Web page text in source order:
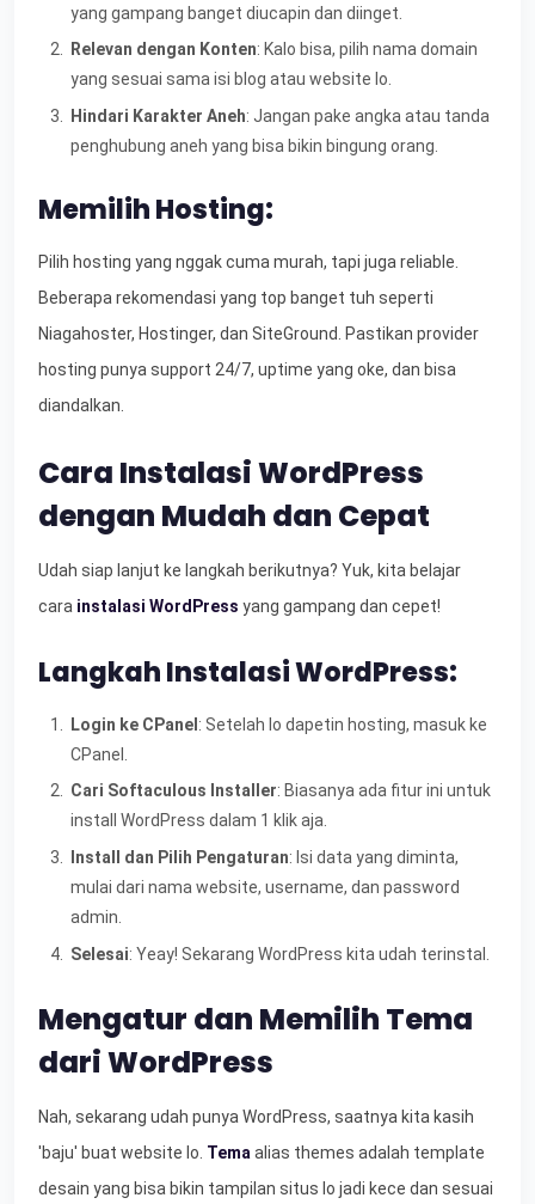
yang gampang banget diucapin dan diinget.
Relevan dengan Konten: Kalo bisa, pilih nama domain
yang sesuai sama isi blog atau website lo.
Hindari Karakter Aneh: Jangan pake angka atau tanda
penghubung aneh yang bisa bikin bingung orang.
Memilih Hosting:
Pilih hosting yang nggak cuma murah, tapi juga reliable.
Beberapa rekomendasi yang top banget tuh seperti
Niagahoster, Hostinger, dan SiteGround. Pastikan provider
hosting punya support 24/7, uptime yang oke, dan bisa
diandalkan.
Cara Instalasi WordPress
dengan Mudah dan Cepat
Udah siap lanjut ke langkah berikutnya? Yuk, kita belajar
cara instalasi WordPress yang gampang dan cepet!
Langkah Instalasi WordPress:
Login ke CPanel : Setelah lo dapetin hosting, masuk ke
CPanel.
Cari Softaculous Installer: Biasanya ada fitur ini untuk
install WordPress dalam 1 klik aja.
Install dan Pilih Pengaturan: Isi data yang diminta,
mulai dari nama website, username, dan password
admin.
Selesai: Yeay! Sekarang WordPress kita udah terinstal.
Mengatur dan Memilih Tema
dari WordPress
Nah, sekarang udah punya WordPress, saatnya kita kasih
'baju' buat website lo. Tema alias themes adalah template
desain yang bisa bikin tampilan situs lo jadi kece dan sesuai